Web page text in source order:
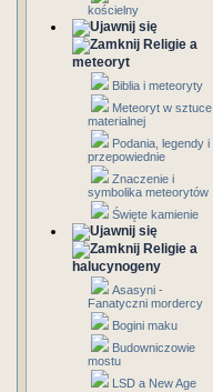
kościelny
Religie a
meteoryt
Biblia i meteoryty
Meteoryt w sztuce
materialnej
Podania, legendy i
przepowiednie
Znaczenie i
symbolika meteorytów
Święte kamienie
Religie a
halucynogeny
Asasyni -
Fanatyczni mordercy
Bogini maku
Budowniczowie
mostu
LSD a New Age